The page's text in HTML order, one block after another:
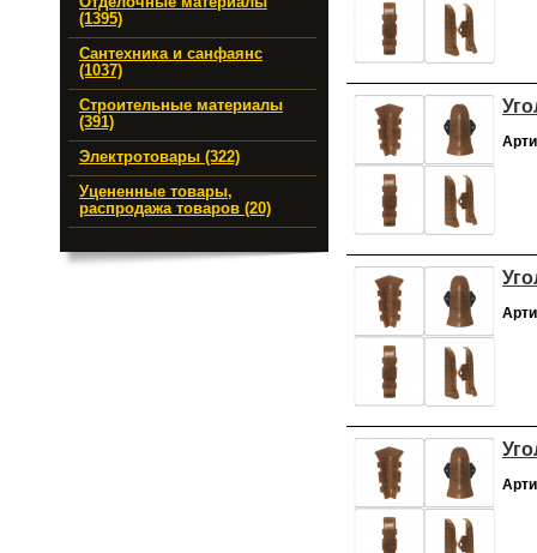
(1395)
Сантехника и санфаянс
(1037)
Строительные материалы
(391)
Электротовары (322)
Уцененные товары,
распродажа товаров (20)